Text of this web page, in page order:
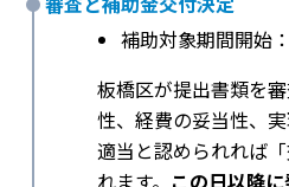
補助対象期間開始：
板橋区が提出書類を
性、経費の妥当性、実
適当と認められれば